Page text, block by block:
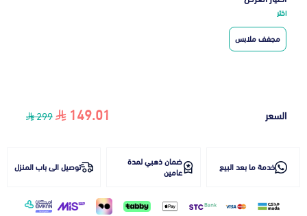
اختر
مجفف ملابس
السعر 149.01
299
خدمة ما بعد البيع
ضمان ذهبي لمدة
عامين
توصيل الى باب المنزل